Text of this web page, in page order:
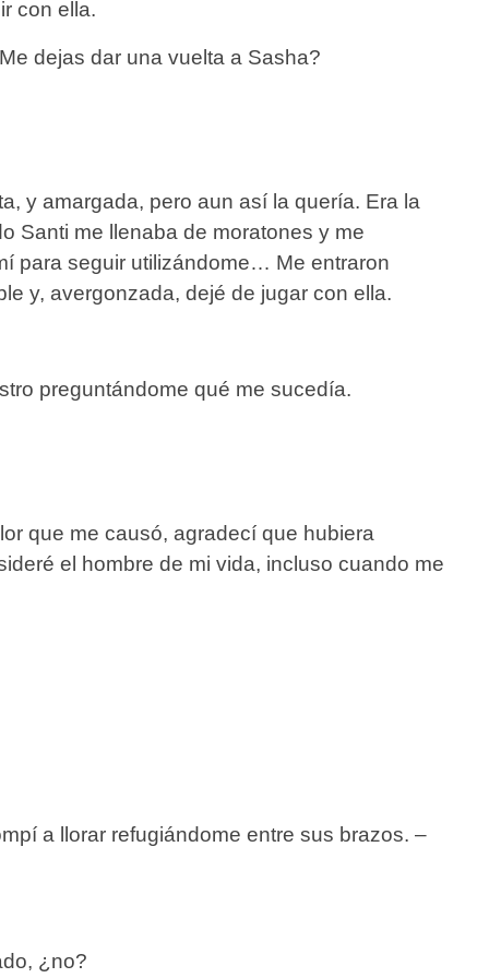
con ella.
dejas dar una vuelta a Sasha?
y amargada, pero aun así la quería. Era la
Santi me llenaba de moratones y me
para seguir utilizándome… Me entraron
y, avergonzada, dejé de jugar con ella.
preguntándome qué me sucedía.
que me causó, agradecí que hubiera
el hombre de mi vida, incluso cuando me
a llorar refugiándome entre sus brazos. –
¿no?